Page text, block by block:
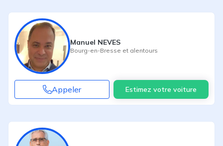
Manuel NEVES
Bourg-en-Bresse et alentours
Appeler Estimez votre voiture